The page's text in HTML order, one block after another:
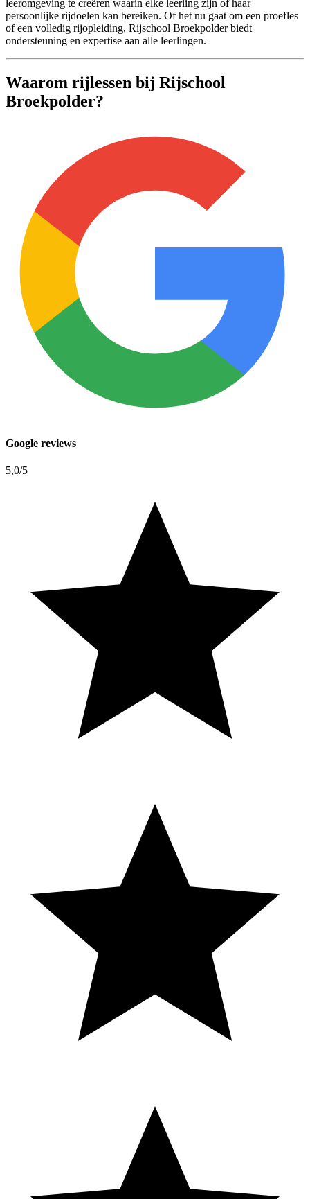
leeromgeving te creëren waarin elke leerling zijn of haar
persoonlijke rijdoelen kan bereiken. Of het nu gaat om een proefles
of een volledig rijopleiding, Rijschool Broekpolder biedt
ondersteuning en expertise aan alle leerlingen.
Waarom rijlessen bij Rijschool
Broekpolder?
Google reviews
5,0/5